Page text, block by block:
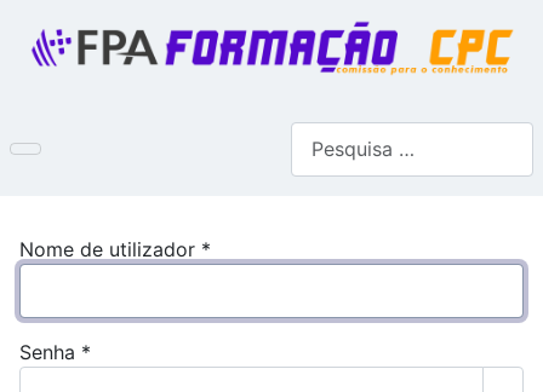
Nome de utilizador *
Senha *